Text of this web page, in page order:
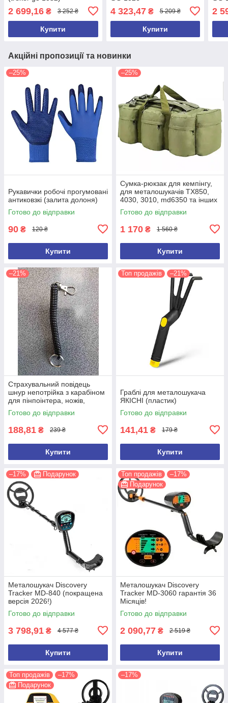
2 699,16 ₴ 3 252 ₴
Купити
4 323,47₴ 5 209 ₴
Купити
2
Акційні пропозиції та новинки
–25%
Рукавички робочі прогумовані
антиковзкі (залита долоня)
Готово до відправки
90 ₴ 120 ₴
Купити
–25%
Сумка-рюкзак для кемпінгу,
для металошукачів TX850,
4030, 3010, md6350 та інших
(ємність 100 л)
Готово до відправки
1 170 ₴ 1 560 ₴
Купити
–21%
Страхувальний повідець
шнур непотрійка з карабіном
для пінпоінтера, ножів,
ліхтарів, рацій, ключів
Готово до відправки
188,81 ₴ 239 ₴
Купити
Топ продажів –21%
Граблі для металошукача
ЯКІСНІ (пластик)
Готово до відправки
141,41 ₴ 179 ₴
Купити
–17% Подарунок
Металошукач Discovery
Tracker MD-840 (покращена
версія 2026!)
Готово до відправки
3 798,91 ₴ 4 577 ₴
Купити
Топ продажів
–17%
Подарунок
Металошукач Discovery
Tracker MD-3060 гарантія 36
Місяців!
Готово до відправки
2 090,77 ₴ 2 519 ₴
Купити
Топ продажів
–17%
Подарунок
–17%